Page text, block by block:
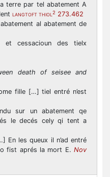
terre par tel abatement A
LANGTOFT THIOL2 273.462
al abatement de
et cessacioun des tielx
death of seisee and
fille […] tiel entré n’est
sur un abatement qe
le decés cely qi tent a
En les queux il n’ad entré
fist aprés la mort E. Nov